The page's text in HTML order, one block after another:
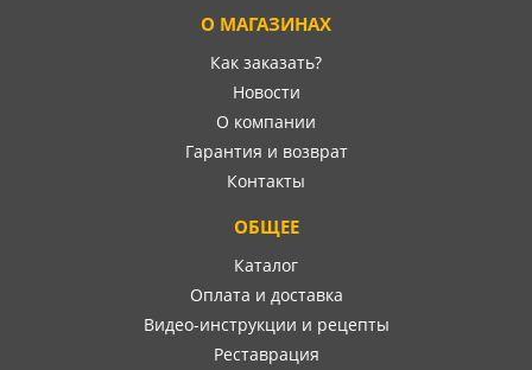
О МАГАЗИНАХ
Как заказать?
Новости
О компании
Гарантия и возврат
Контакты
ОБЩЕЕ
Каталог
Оплата и доставка
Видео-инструкции и рецепты
Реставрация